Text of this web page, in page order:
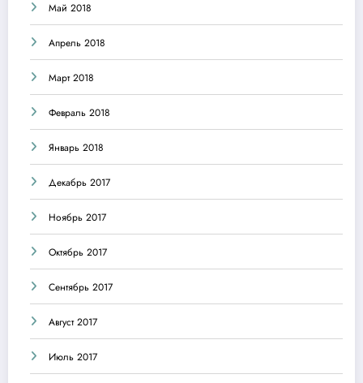
Май 2018
Апрель 2018
Март 2018
Февраль 2018
Январь 2018
Декабрь 2017
Ноябрь 2017
Октябрь 2017
Сентябрь 2017
Август 2017
Июль 2017